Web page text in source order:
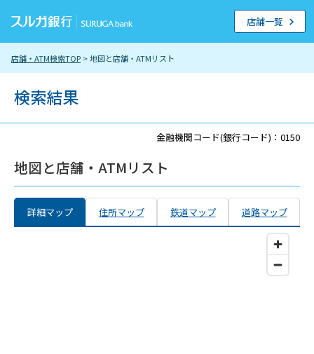
店舗・ATM検索TOP > 地図と店舗・ATMリスト
店舗一覧
検索結果
金融機関コード(銀行コード)：0150
地図と店舗・ATMリスト
詳細マップ 住所マップ 鉄道マップ 道路マップ